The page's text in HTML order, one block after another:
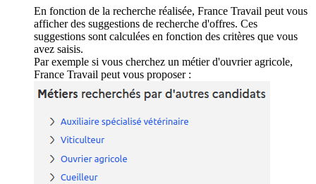
En fonction de la recherche réalisée, France Travail peut vous
afficher des suggestions de recherche d'offres. Ces
suggestions sont calculées en fonction des critères que vous
avez saisis.
Par exemple si vous cherchez un métier d'ouvrier agricole,
France Travail peut vous proposer :